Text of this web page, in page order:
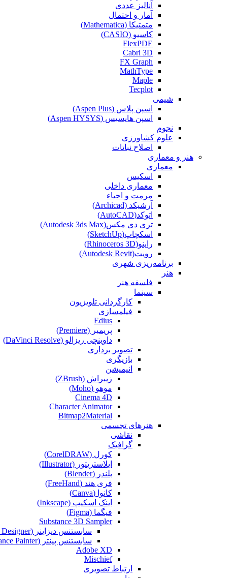
آنالیز عددی
آمار و احتمال
متمتیکا (Mathematica)
کاسیو (CASIO)
FlexPDE
Cabri 3D
FX Graph
MathType
Maple
Tecplot
شیمی
اسپن پلاس (Aspen Plus)
اسپن هایسیس (Aspen HYSYS)
نجوم
علوم کشاورزی
اصلاح نباتات
هنر و معماری
معماری
اسکیس
معماری داخلی
مرمت و احیاء
آرشیکد (Archicad)
اتوکد(AutoCAD)
تری دی مکس(Autodesk 3ds Max)
اسکچاپ(SketchUp)
راینو(Rhinoceros 3D)
رویت(Autodesk Revit)
برنامه‌ریزی شهری
هنر
فلسفه هنر
سینما
کارگردانی تلویزیون
فیلمسازی
Edius
پریمیر (Premiere)
داوینچی ریزالو (DaVinci Resolve)
تصویر برداری
بازیگری
انیمیشن
زیبراش (ZBrush)
موهو (Moho)
Cinema 4D
Character Animator
Bitmap2Material
هنرهای تجسمی
نقاشی‌
گرافیک
کورل (CorelDRAW)
ایلاستریتور (Illustrator)
بلندر (Blender)
فری هند (FreeHand)
کانوا (Canva)
اینک اسکیپ (Inkscape)
فیگما (Figma‎)
Substance 3D Sampler
سابستنس دیزاینر (Substance Designer)
سابستنس پینتر (Substance Painter)
Adobe XD
Mischief
ارتباط تصویری